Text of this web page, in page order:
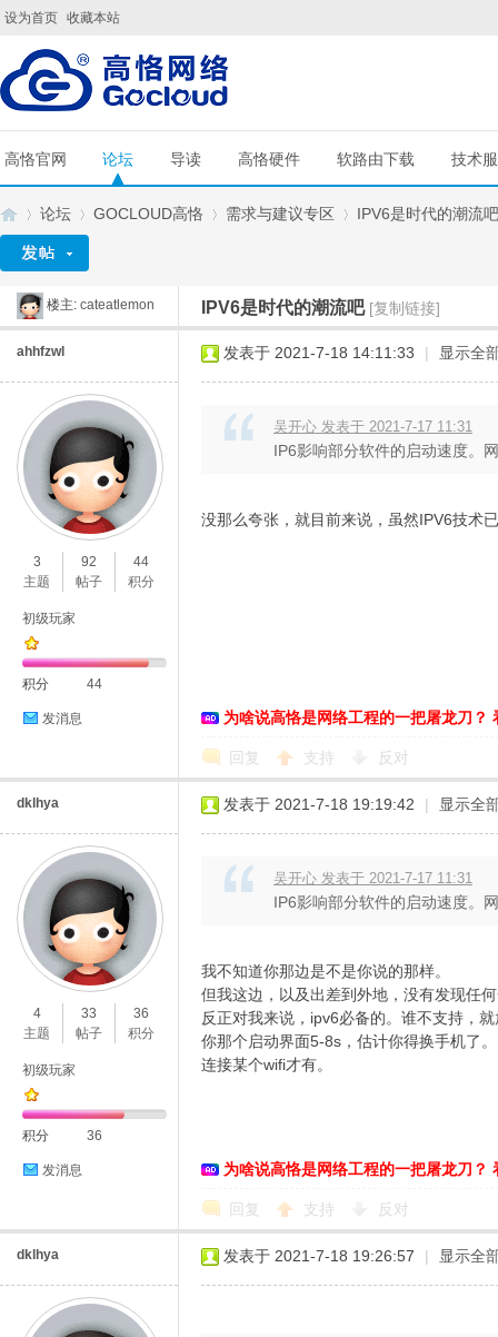
设为首页 收藏本站
高恪官网 论坛 导读 高恪硬件 软路由下载 技术
»
论坛
›
GOCLOUD高恪 需求与建议专区
›
IPV6是时代的潮流吧
楼主: cateatlemon IPV6是时代的潮流吧 [复制链接]
ahhfzwl
3
主题
92
帖子
44
积分
初级玩家
积分 44
发消息
发表于 2021-7-18 14:11:33 | 显示全
吴开心 发表于 2021-7-17 11:31
IP6影响部分软件的启动速度。
没那么夸张，就目前来说，虽然IPV6技术
为啥说高恪是网络工程的一把屠龙刀？
回复 支持 反对
dklhya
4
主题
33
帖子
36
积分
初级玩家
积分 36
发消息
发表于 2021-7-18 19:19:42 | 显示全
吴开心 发表于 2021-7-17 11:31
IP6影响部分软件的启动速度。
我不知道你那边是不是你说的那样。
但我这边，以及出差到外地，没有发现任
反正对我来说，ipv6必备的。谁不支持，
你那个启动界面5-8s，估计你得换手机了
连接某个wifi才有。
为啥说高恪是网络工程的一把屠龙刀？
回复 支持 反对
dklhya 发表于 2021-7-18 19:26:57 | 显示全